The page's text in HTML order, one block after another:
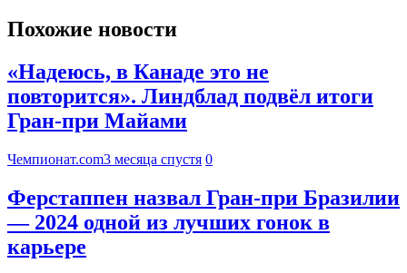
Похожие новости
«Надеюсь, в Канаде это не
повторится». Линдблад подвёл итоги
Гран-при Майами
Чемпионат.com3 месяца спустя 0
Ферстаппен назвал Гран-при Бразилии
— 2024 одной из лучших гонок в
карьере